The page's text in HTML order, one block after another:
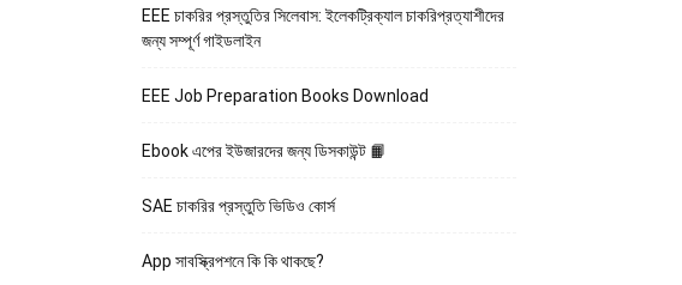
EEE চাকরির প্রস্তুতির সিলেবাস: ইলেকট্রিক্যাল চাকরিপ্রত্যাশীদের
জন্য সম্পূর্ণ গাইডলাইন
EEE Job Preparation Books Download
Ebook এপের ইউজারদের জন্য ডিসকাউন্ট 📙
SAE চাকরির প্রস্তুতি ভিডিও কোর্স
App সাবস্ক্রিপশনে কি কি থাকছে?